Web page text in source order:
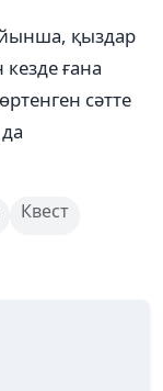
қыздар
ғана
сәтте
Квест